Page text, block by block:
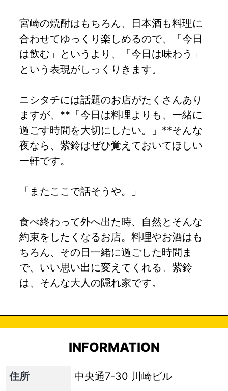
宮崎の焼酎はもちろん、日本酒も料理に
合わせてゆっくり楽しめるので、「今日
は飲む」というより、「今日は味わう」
という表現がしっくりきます。
ニシタチには話題のお店がたくさんあり
ますが、**「今日は料理よりも、一緒に
過ごす時間を大切にしたい。」**そんな
夜なら、紫鈴はぜひ覚えておいてほしい
一軒です。
「またここで話そうや。」
食べ終わって外へ出た時、自然とそんな
約束をしたくなるお店。料理やお酒はも
ちろん、その日一緒に過ごした時間ま
で、いい思い出に変えてくれる。紫鈴
は、そんな大人の隠れ家です。
INFORMATION
住所
中央通7-30 川崎ビル